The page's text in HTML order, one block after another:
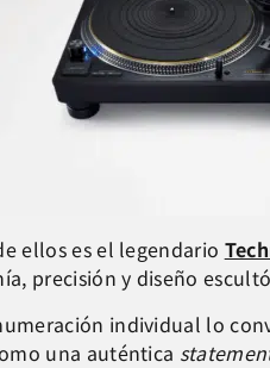
ellos es el legendario
precisión y diseño
individual lo
una auténtica